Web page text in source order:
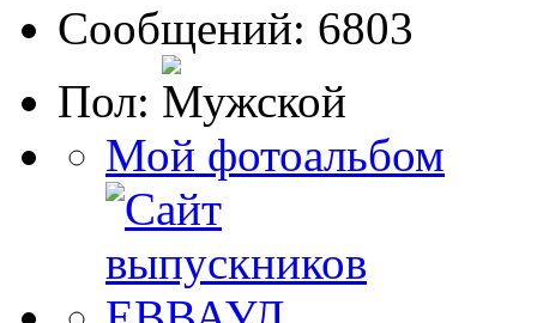
Сообщений: 6803
Пол:
Мой фотоальбом